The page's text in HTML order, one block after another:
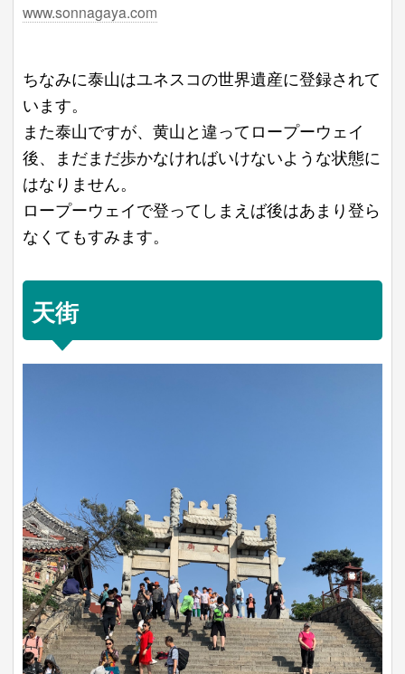
www.sonnagaya.com
ちなみに泰山はユネスコの世界遺産に登録されて
います。
また泰山ですが、黄山と違ってロープーウェイ
後、まだまだ歩かなければいけないような状態に
はなりません。
ロープーウェイで登ってしまえば後はあまり登ら
なくてもすみます。
天街